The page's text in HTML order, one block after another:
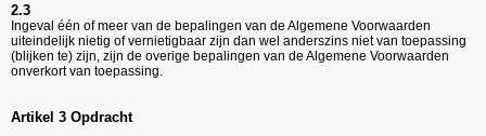
2.3
Ingeval één of meer van de bepalingen van de Algemene Voorwaarden
uiteindelijk nietig of vernietigbaar zijn dan wel anderszins niet van toepassing
(blijken te) zijn, zijn de overige bepalingen van de Algemene Voorwaarden
onverkort van toepassing.
Artikel 3 Opdracht